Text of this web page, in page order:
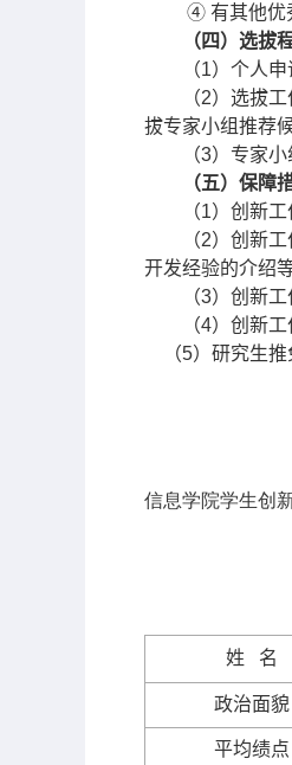
④ 有其他优
（四）选拔
（1）个人
（2）选拔
拔专家小组推荐
（3）专家小
（五）保障
（1）创新
（2）创新
开发经验的介绍
（3）创新
（4）创新
（5）研究生推
信息学院学生创
姓 名
政治面貌
平均绩点